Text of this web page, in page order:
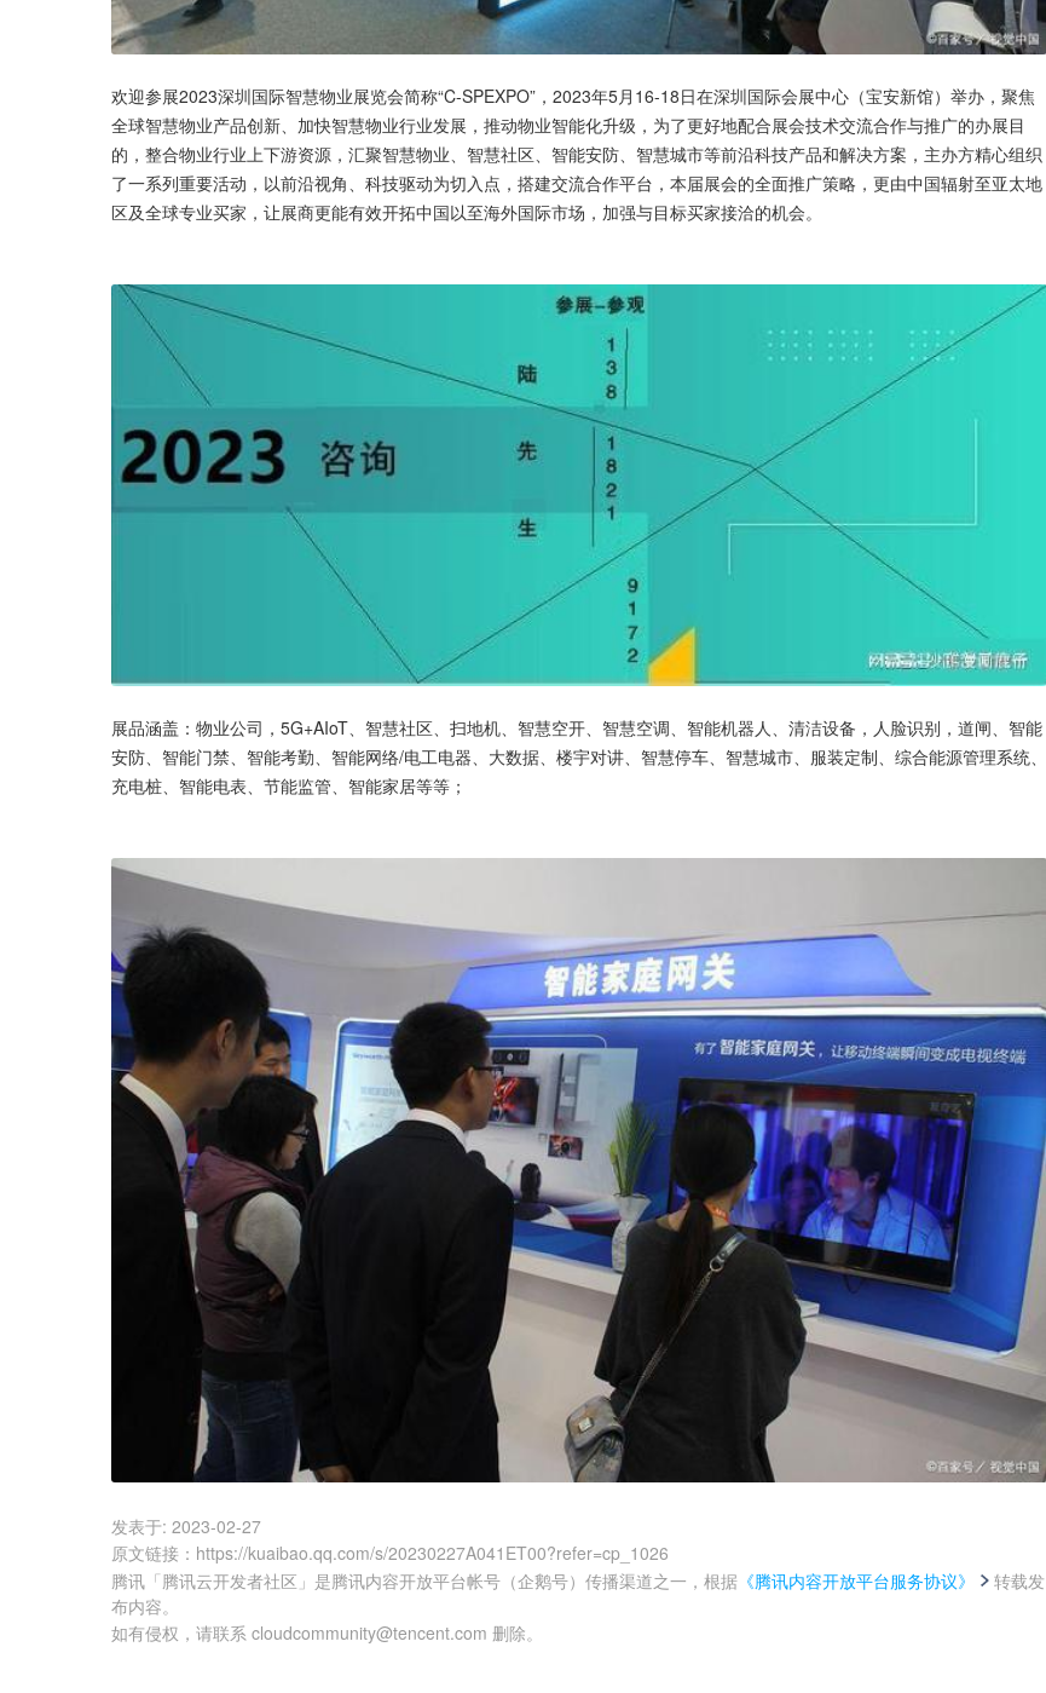
欢迎参展2023深圳国际智慧物业展览会简称“C-SPEXPO”，2023年5月16-18日在深圳国际会展中心（宝安新馆）举办，聚焦
全球智慧物业产品创新、加快智慧物业行业发展，推动物业智能化升级，为了更好地配合展会技术交流合作与推广的办展目
的，整合物业行业上下游资源，汇聚智慧物业、智慧社区、智能安防、智慧城市等前沿科技产品和解决方案，主办方精心组织
了一系列重要活动，以前沿视角、科技驱动为切入点，搭建交流合作平台，本届展会的全面推广策略，更由中国辐射至亚太地
区及全球专业买家，让展商更能有效开拓中国以至海外国际市场，加强与目标买家接洽的机会。
展品涵盖：物业公司，5G+AIoT、智慧社区、扫地机、智慧空开、智慧空调、智能机器人、清洁设备，人脸识别，道闸、智能
安防、智能门禁、智能考勤、智能网络/电工电器、大数据、楼宇对讲、智慧停车、智慧城市、服装定制、综合能源管理系统、
充电桩、智能电表、节能监管、智能家居等等；
发表于: 2023-02-27
原文链接 ： https://kuaibao.qq.com/s/20230227A041ET00?refer=cp_1026
腾讯「腾讯云开发者社区」是腾讯内容开放平台帐号（企鹅号）传播渠道之一，根据 《腾讯内容开放平台服务协议》
转载发
布内容。
如有侵权，请联系 cloudcommunity@tencent.com 删除。